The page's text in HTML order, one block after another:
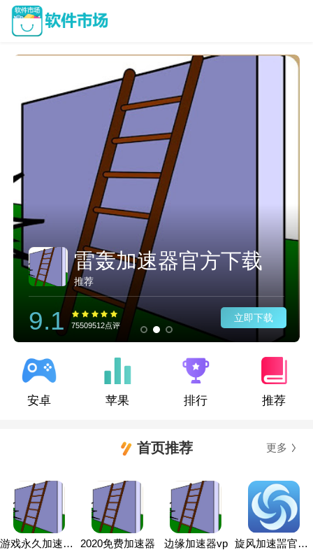
雷轰加速器官方下载
推荐
9.1 75509512点评
立即下载
安卓 苹果 排行 推荐
首页推荐 更多
游戏永久加速器免费版 2020免费加速器 边缘加速器vp 旋风加速噐官网下载